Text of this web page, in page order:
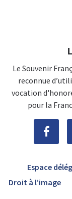
Le Souvenir
reconnue
vocation
pour la
Espace
Droit à l’image